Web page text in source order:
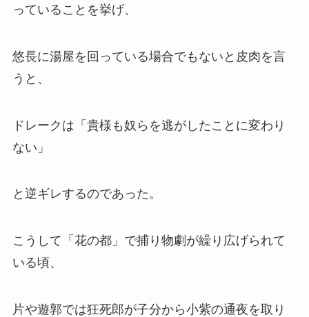
っていることを挙げ、
悠長に湯屋を回っている場合でもないと皮肉を言
うと、
ドレークは「貴様も奴らを逃がしたことに変わり
ない」
と逆ギレするのであった。
こうして「花の都」で捕り物劇が繰り広げられて
いる頃、
片や遊郭では狂死郎が子分から小紫の通夜を取り